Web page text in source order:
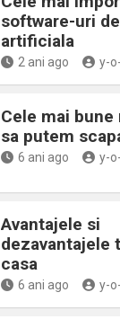
software-uri
artificiala
2 ani ago y-
Cele mai
sa putem
6 ani ago y-
Avantajele si
dezavantajele
casa
6 ani ago y-